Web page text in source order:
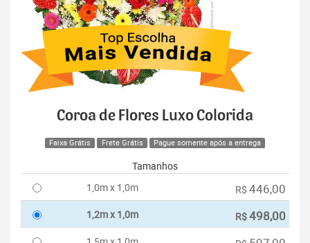
Coroa de Flores Luxo Colorida
Faixa Grátis Frete Grátis Pague somente após a entrega
Tamanhos
1,0m x 1,0m
R$ 446,00
1,2m x 1,0m R$498,00